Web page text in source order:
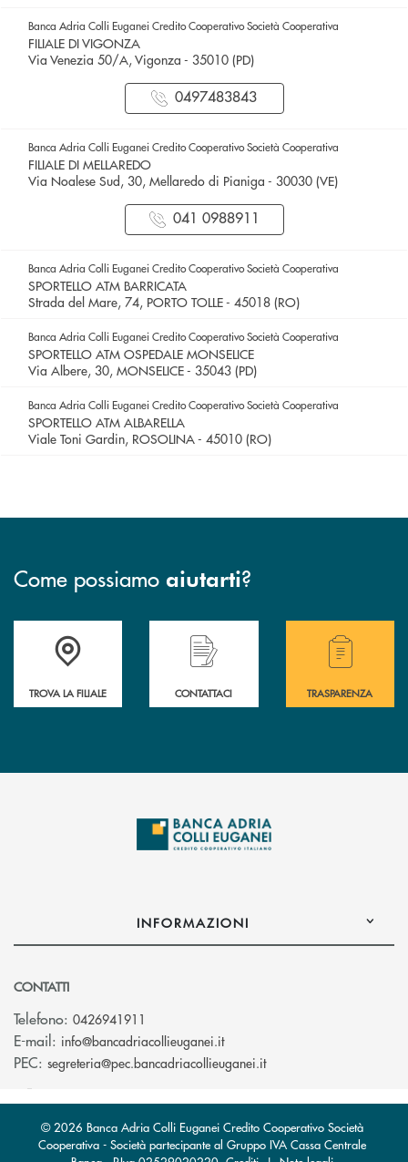
Banca Adria Colli Euganei Credito Cooperativo Società Cooperativa
FILIALE DI VIGONZA
Via Venezia 50/A, Vigonza - 35010 (PD)
0497483843
Banca Adria Colli Euganei Credito Cooperativo Società Cooperativa
FILIALE DI MELLAREDO
Via Noalese Sud, 30, Mellaredo di Pianiga - 30030 (VE)
041 0988911
Banca Adria Colli Euganei Credito Cooperativo Società Cooperativa
SPORTELLO ATM BARRICATA
Strada del Mare, 74, PORTO TOLLE - 45018 (RO)
Banca Adria Colli Euganei Credito Cooperativo Società Cooperativa
SPORTELLO ATM OSPEDALE MONSELICE
Via Albere, 30, MONSELICE - 35043 (PD)
Banca Adria Colli Euganei Credito Cooperativo Società Cooperativa
SPORTELLO ATM ALBARELLA
Viale Toni Gardin, ROSOLINA - 45010 (RO)
Come possiamo aiutarti?
Accedi all' elenco completo delle filiali .
TROVA LA FILIALE
Hai bisogno di assistenza immediata?
CONTATTACI
Hai bisogno di
TRASPARENZA
INFORMAZIONI
CONTATTI
Telefono: 0426941911
E-mail: info@bancadriacollieuganei.it(si apre l’app di posta
PEC: segreteria@pec.bancadriacollieuganei.it(si apre l’app di
© 2026 Banca Adria Colli Euganei Credito Cooperativo Società
Cooperativa - Società partecipante al Gruppo IVA Cassa Centrale